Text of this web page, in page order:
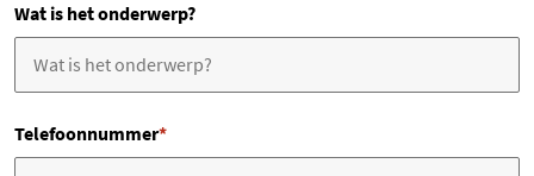
Wat is het onderwerp?
Telefoonnummer*